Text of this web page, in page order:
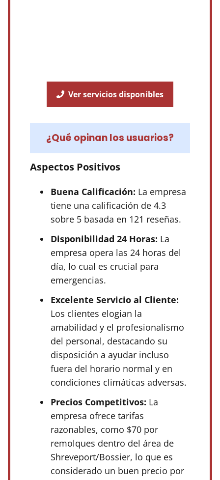
Ver servicios disponibles
¿Qué opinan los usuarios?
Aspectos Positivos
Buena Calificación: La empresa
tiene una calificación de 4.3
sobre 5 basada en 121 reseñas.
Disponibilidad 24 Horas: La
empresa opera las 24 horas del
día, lo cual es crucial para
emergencias.
Excelente Servicio al Cliente:
Los clientes elogian la
amabilidad y el profesionalismo
del personal, destacando su
disposición a ayudar incluso
fuera del horario normal y en
condiciones climáticas adversas.
Precios Competitivos: La
empresa ofrece tarifas
razonables, como $70 por
remolques dentro del área de
Shreveport/Bossier, lo que es
considerado un buen precio por